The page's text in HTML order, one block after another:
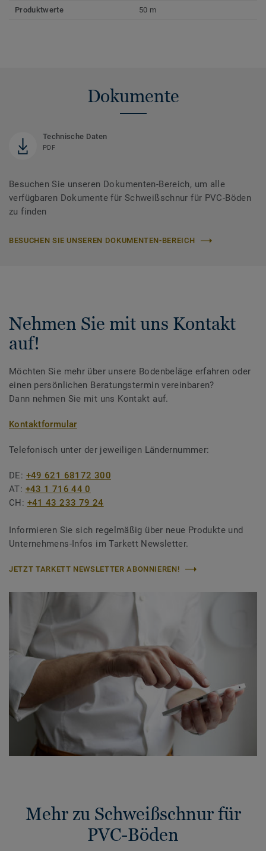
Produktwerte 50 m
Dokumente
Technische Daten
PDF
Besuchen Sie unseren Dokumenten-Bereich, um alle
verfügbaren Dokumente für Schweißschnur für PVC-Böden
zu finden
BESUCHEN SIE UNSEREN DOKUMENTEN-BEREICH
Nehmen Sie mit uns Kontakt
auf!
Möchten Sie mehr über unsere Bodenbeläge erfahren oder
einen persönlichen Beratungstermin vereinbaren?
Dann nehmen Sie mit uns Kontakt auf.
Kontaktformular
Telefonisch unter der jeweiligen Ländernummer:
DE: +49 621 68172 300
AT: +43 1 716 44 0
CH: +41 43 233 79 24
Informieren Sie sich regelmäßig über neue Produkte und
Unternehmens-Infos im Tarkett Newsletter.
JETZT TARKETT NEWSLETTER ABONNIEREN!
Mehr zu Schweißschnur für
PVC-Böden